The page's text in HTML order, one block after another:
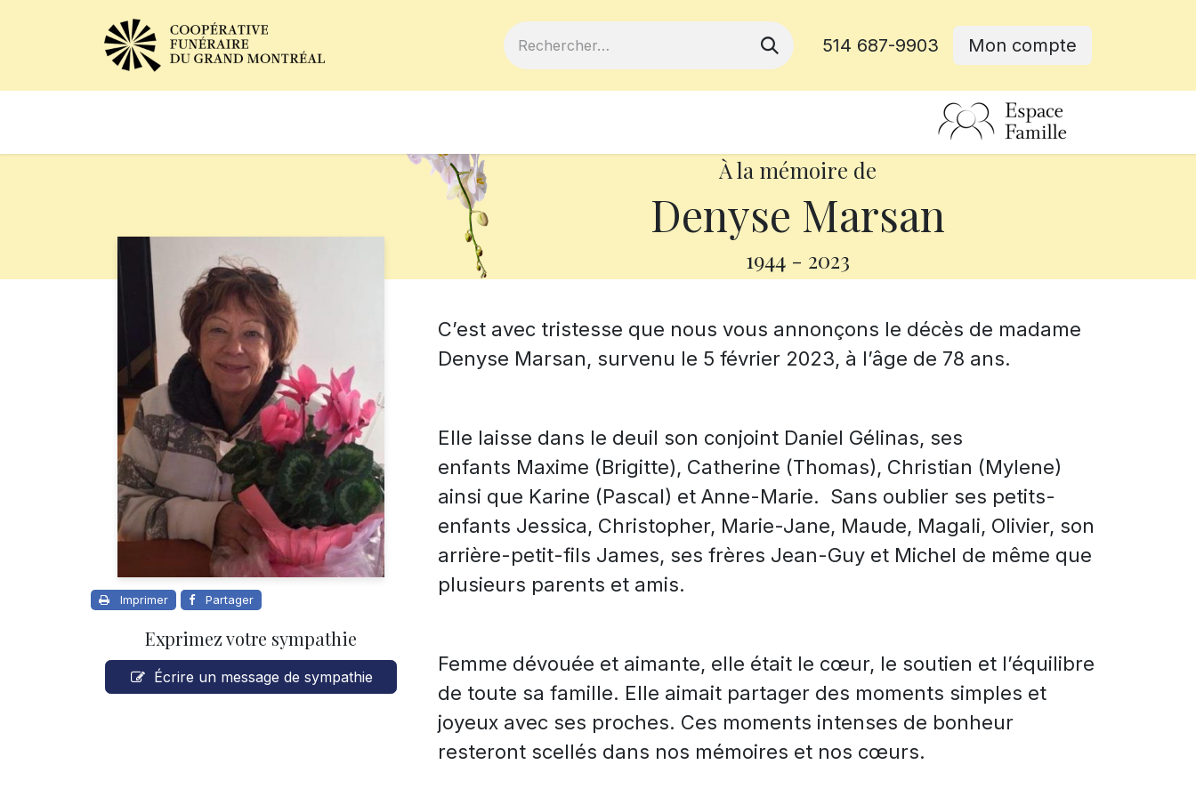
514 687-9903 Mon compte
À la mémoire de
Denyse Marsan
1944 - 2023
Imprimer Partager
Exprimez votre sympathie
Écrire un message de sympathie
C’est avec tristesse que nous vous annonçons le décès de madame
Denyse Marsan, survenu le 5 février 2023, à l’âge de 78 ans.
Elle laisse dans le deuil son conjoint Daniel Gélinas, ses
enfants Maxime (Brigitte), Catherine (Thomas), Christian (Mylene)
ainsi que Karine (Pascal) et Anne-Marie. Sans oublier ses petits-
enfants Jessica, Christopher, Marie-Jane, Maude, Magali, Olivier, son
arrière-petit-fils James, ses frères Jean-Guy et Michel de même que
plusieurs parents et amis.
Femme dévouée et aimante, elle était le cœur, le soutien et l’équilibre
de toute sa famille. Elle aimait partager des moments simples et
joyeux avec ses proches. Ces moments intenses de bonheur
resteront scellés dans nos mémoires et nos cœurs.